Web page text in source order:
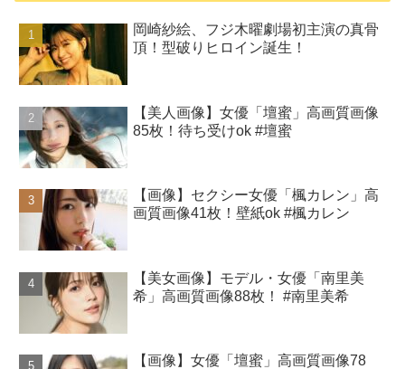
岡崎紗絵、フジ木曜劇場初主演の真骨
頂！型破りヒロイン誕生！
【美人画像】女優「壇蜜」高画質画像
85枚！待ち受けok #壇蜜
【画像】セクシー女優「楓カレン」高
画質画像41枚！壁紙ok #楓カレン
【美女画像】モデル・女優「南里美
希」高画質画像88枚！ #南里美希
【画像】女優「壇蜜」高画質画像78